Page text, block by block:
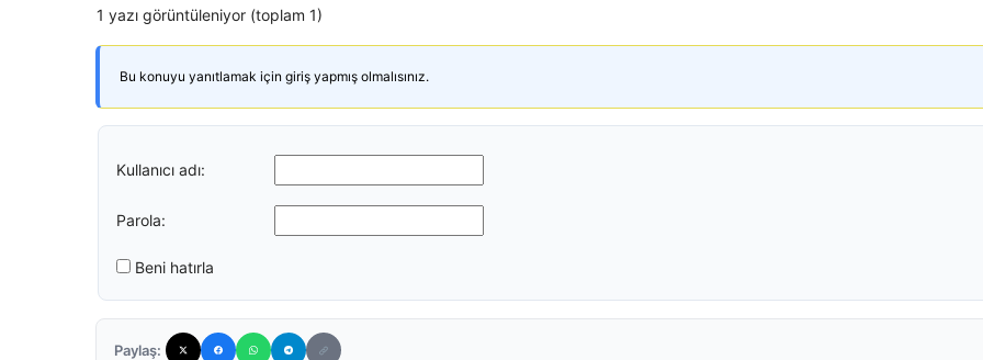
1 yazı görüntüleniyor (toplam 1)
Bu konuyu yanıtlamak için giriş yapmış olmalısınız.
Kullanıcı adı:
Parola:
Beni hatırla
Paylaş: